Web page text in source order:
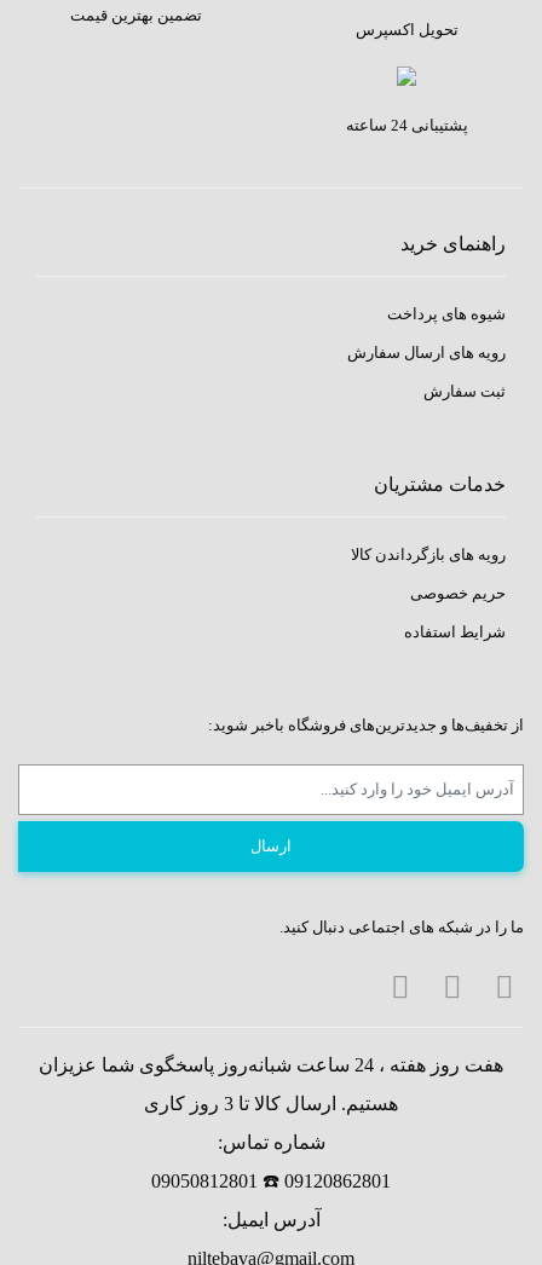
تحویل اکسپرس
تضمین بهترین قیمت
پشتیبانی 24 ساعته
راهنمای خرید
شیوه های پرداخت
رویه های ارسال سفارش
ثبت سفارش
خدمات مشتریان
رویه های بازگرداندن کالا
حریم خصوصی
شرایط استفاده
از تخفیف‌ها و جدیدترین‌های فروشگاه باخبر شوید:
ما را در شبکه های اجتماعی دنبال کنید.
هفت روز هفته ، 24 ساعت شبانه‌روز پاسخگوی شما عزیزان
هستیم. ارسال کالا تا 3 روز کاری
شماره تماس:
09120862801 ☎️ 09050812801
آدرس ایمیل:
niltebava@gmail.com